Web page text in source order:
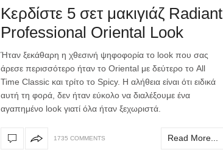
Κερδίστε 5 σετ μακιγιάζ Radiant
Professional Oriental Look
Ήταν ξεκάθαρη η χθεσινή ψηφοφορία το look που σας
άρεσε περισσότερο ήταν το Oriental με δεύτερο το All
Time Classic και τρίτο το Spicy. Η αλήθεια είναι ότι ειδικά
αυτή τη φορά, δεν ήταν εύκολο να διαλέξουμε ένα
αγαπημένο look γιατί όλα ήταν ξεχωριστά.
1735 COMMENTS Read More...